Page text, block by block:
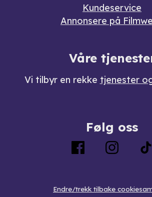
Kundeservice
Annonsere på
Våre
Vi tilbyr en rekke tjenester
Følg oss
Endre/trekk tilbake